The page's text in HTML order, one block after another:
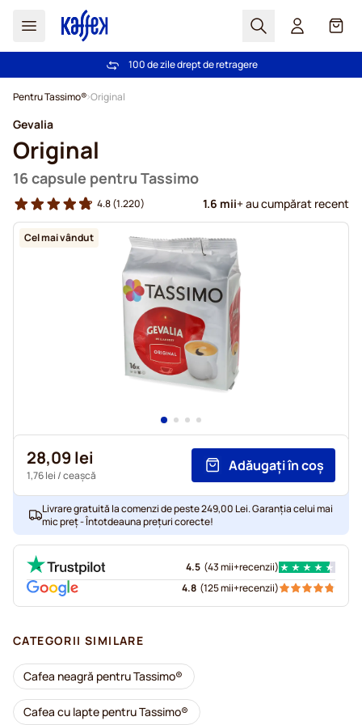
Cautare Coș
Livrare gratuită la comenzi de peste 249,00 Lei
100 de zile drept de retragere
Pentru Tassimo® Original
Cel mai vândut
Gevalia
Original
16 capsule pentru Tassimo
4.8(1.220) 1.6 mii+ au cumpărat recent
28,09 lei
1,76 lei / ceașcă
Adăugați în coș
Livrare gratuită la comenzi de peste 249,00 Lei. Garanția celui mai
mic preț - Întotdeauna prețuri corecte!
4.5 (43 mii+recenzii)
4.8 (125 mii+recenzii)
CATEGORII SIMILARE
Cafea neagră pentru Tassimo®
Cafea cu lapte pentru Tassimo®